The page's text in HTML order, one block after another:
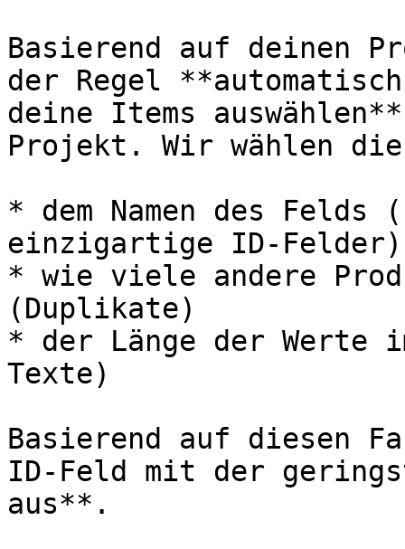
Basierend auf deinen
der Regel
deine Items
Projekt. Wir wählen
* dem Namen des Felds
einzigartige ID-Felder)
* wie viele andere
(Duplikate)
* der Länge der Werte
Texte)
Basierend auf diesen
ID-Feld mit der
aus**.